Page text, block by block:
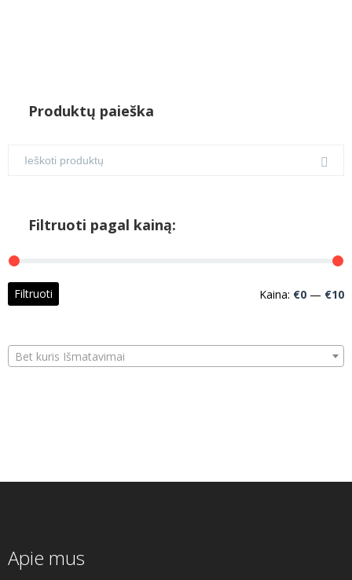
Produktų paieška
Filtruoti pagal kainą:
Filtruoti Kaina: €0 — €10
Bet kuris Išmatavimai
Apie mus